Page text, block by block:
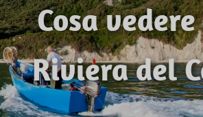
Cosa
Riviera del